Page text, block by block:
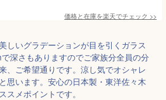
価格と在庫を楽天でチェック >>
しいグラデーションが目を引くガラス
深さもありますのでご家族分全員の分
、ご希望通りです。涼し気でオシャレ
思います。安心の日本製・東洋佐々木
スメポイントです。